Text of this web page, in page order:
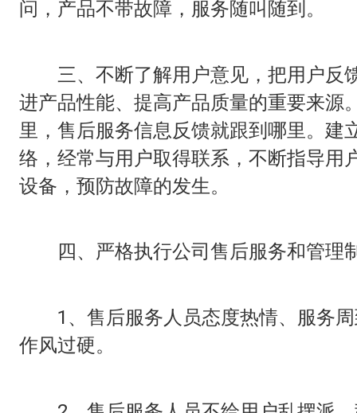
问，产品不带故障，服务随叫随到。
三、不断了解用户意见，把用户反
进产品性能、提高产品质量的重要来源
里，售后服务信息反馈就跟到哪里。建
络，经常与用户取得联系，不断指导用
设备，预防故障的发生。
四、严格执行公司售后服务和管理
1、售后服务人员态度热情、服务周
作风过硬。